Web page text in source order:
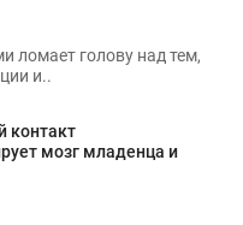
ломает голову над тем,
и..
контакт
мозг младенца и